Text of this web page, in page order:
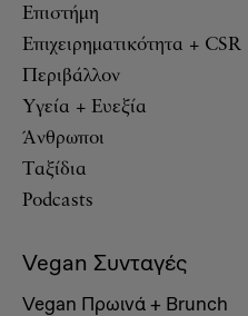
Επιστήμη
Επιχειρηματικότητα + CSR
Περιβάλλον
Υγεία + Ευεξία
Άνθρωποι
Ταξίδια
Podcasts
Vegan Συνταγές
Vegan Πρωινά + Brunch